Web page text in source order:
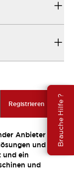
Brauche Hilfe ?
Registrieren
Anbieter
und
und ein
und